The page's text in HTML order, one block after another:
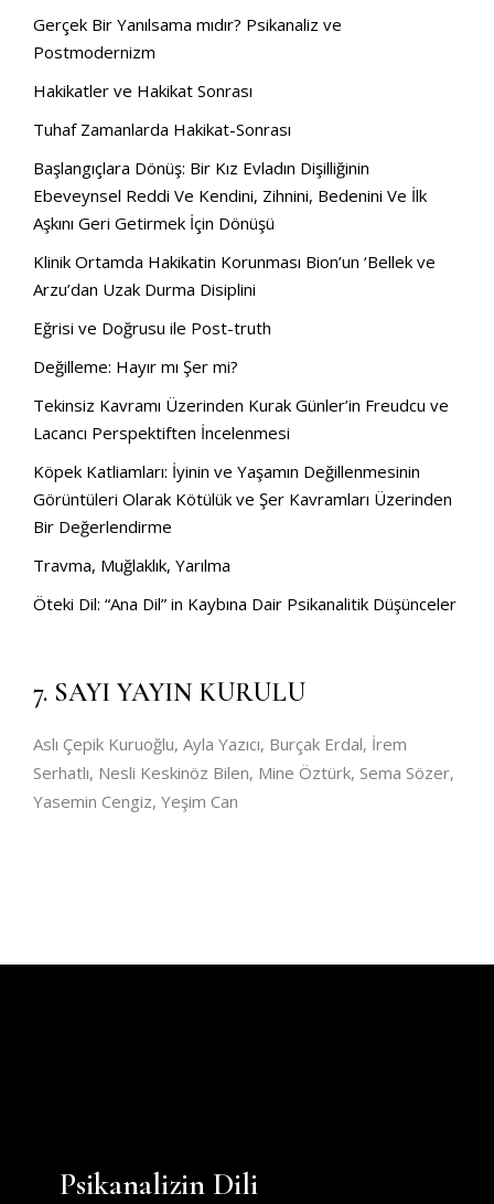
Gerçek Bir Yanılsama mıdır? Psikanaliz ve
Postmodernizm
Hakikatler ve Hakikat Sonrası
Tuhaf Zamanlarda Hakikat-Sonrası
Başlangıçlara Dönüş: Bir Kız Evladın Dişilliğinin
Ebeveynsel Reddi Ve Kendini, Zihnini, Bedenini Ve İlk
Aşkını Geri Getirmek İçin Dönüşü
Klinik Ortamda Hakikatin Korunması Bion’un ‘Bellek ve
Arzu’dan Uzak Durma Disiplini
Eğrisi ve Doğrusu ile Post-truth
Değilleme: Hayır mı Şer mi?
Tekinsiz Kavramı Üzerinden Kurak Günler’in Freudcu ve
Lacancı Perspektiften İncelenmesi
Köpek Katliamları: İyinin ve Yaşamın Değillenmesinin
Görüntüleri Olarak Kötülük ve Şer Kavramları Üzerinden
Bir Değerlendirme
Travma, Muğlaklık, Yarılma
Öteki Dil: “Ana Dil” in Kaybına Dair Psikanalitik Düşünceler
7. SAYI YAYIN KURULU
Aslı Çepik Kuruoğlu, Ayla Yazıcı, Burçak Erdal, İrem
Serhatlı, Nesli Keskinöz Bilen, Mine Öztürk, Sema Sözer,
Yasemin Cengiz, Yeşim Can
Psikanalizin Dili